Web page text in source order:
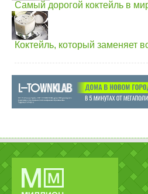
Самый дорогой коктейль в
Коктейль, который заменяет